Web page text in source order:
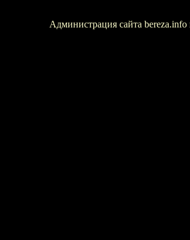
Администрация сайта